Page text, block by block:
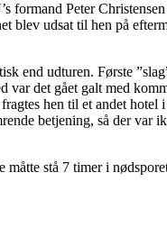
formand Peter
udsat til hen på
end udturen. Første
var det gået galt med
hen til et andet hotel
betjening, så der var
stå 7 timer i